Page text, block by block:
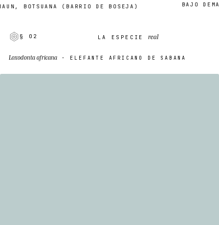
BOTSUANA (BARRIO DE BOSEJA) BAJO
§ 02 LA ESPECIE real
Loxodonta africana · ELEFANTE AFRICANO DE SABANA